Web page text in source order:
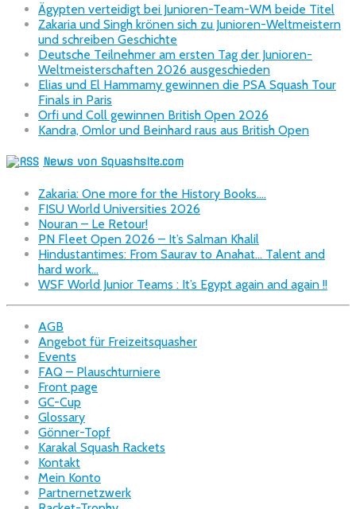
Ägypten verteidigt bei Junioren-Team-WM beide Titel
Zakaria und Singh krönen sich zu Junioren-Weltmeistern
und schreiben Geschichte
Deutsche Teilnehmer am ersten Tag der Junioren-
Weltmeisterschaften 2026 ausgeschieden
Elias und El Hammamy gewinnen die PSA Squash Tour
Finals in Paris
Orfi und Coll gewinnen British Open 2026
Kandra, Omlor und Beinhard raus aus British Open
News von Squashsite.com
Zakaria: One more for the History Books….
FISU World Universities 2026
Nouran – Le Retour!
PN Fleet Open 2026 – It’s Salman Khalil
Hindustantimes: From Saurav to Anahat… Talent and
hard work…
WSF World Junior Teams : It’s Egypt again and again !!
AGB
Angebot für Freizeitsquasher
Events
FAQ – Plauschturniere
Front page
GC-Cup
Glossary
Gönner-Topf
Karakal Squash Rackets
Kontakt
Mein Konto
Partnernetzwerk